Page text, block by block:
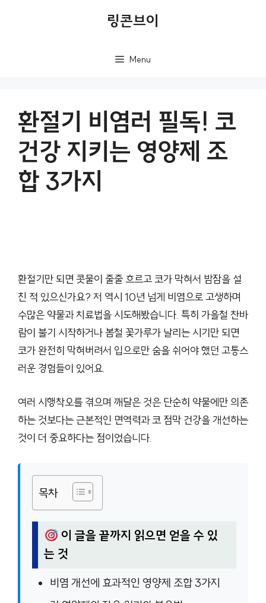
링콘브이
Menu
환절기 비염러 필독! 코
건강 지키는 영양제 조
합 3가지
환절기만 되면 콧물이 줄줄 흐르고 코가 막혀서 밤잠을 설
친 적 있으신가요? 저 역시 10년 넘게 비염으로 고생하며
수많은 약물과 치료법을 시도해봤습니다. 특히 가을철 찬바
람이 불기 시작하거나 봄철 꽃가루가 날리는 시기만 되면
코가 완전히 막혀버려서 입으로만 숨을 쉬어야 했던 고통스
러운 경험들이 있어요.
여러 시행착오를 겪으며 깨달은 것은 단순히 약물에만 의존
하는 것보다는 근본적인 면역력과 코 점막 건강을 개선하는
것이 더 중요하다는 점이었습니다.
목차
이 글을 끝까지 읽으면 얻을 수 있
는 것
비염 개선에 효과적인 영양제 조합 3가지